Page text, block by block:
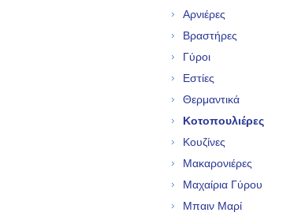
Αρνιέρες
Βραστήρες
Γύροι
Εστίες
Θερμαντικά
Κοτοπουλιέρες
Κουζίνες
Μακαρονιέρες
Μαχαίρια Γύρου
Μπαιν Μαρί